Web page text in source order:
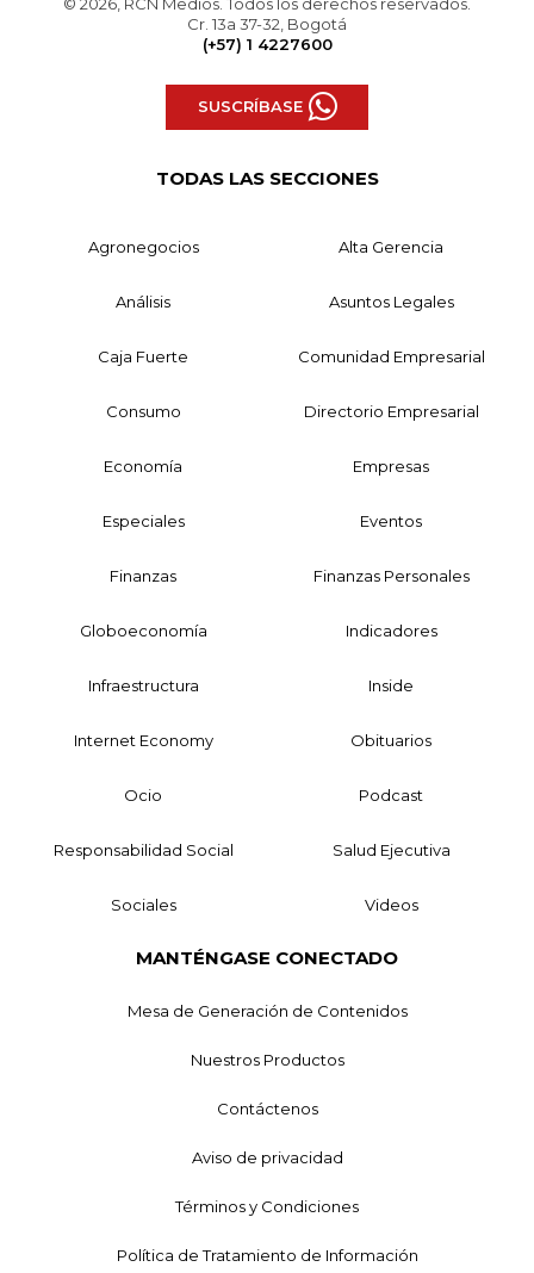
Cr. 13a 37-32, Bogotá
(+57) 1 4227600
SUSCRÍBASE
TODAS LAS SECCIONES
Agronegocios Alta Gerencia
Análisis Asuntos Legales
Caja Fuerte Comunidad Empresarial
Consumo Directorio Empresarial
Economía Empresas
Especiales Eventos
Finanzas Finanzas Personales
Globoeconomía Indicadores
Infraestructura Inside
Internet Economy Obituarios
Ocio Podcast
Responsabilidad Social Salud Ejecutiva
Sociales Videos
MANTÉNGASE CONECTADO
Mesa de Generación de Contenidos
Nuestros Productos
Contáctenos
Aviso de privacidad
Términos y Condiciones
Política de Tratamiento de Información